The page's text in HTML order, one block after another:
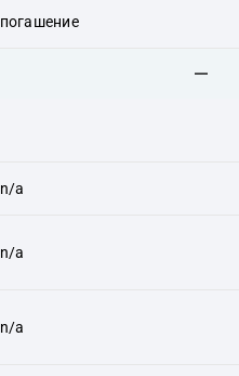
погашение
n/a
n/a
n/a